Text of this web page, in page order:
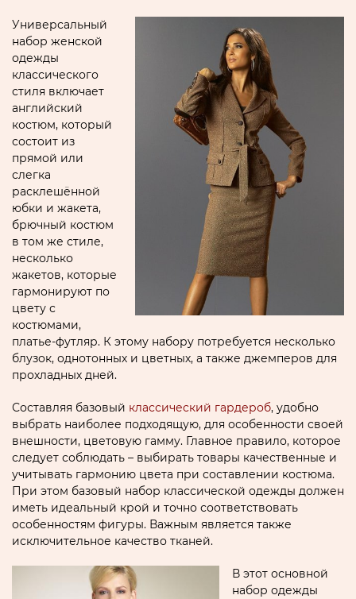
Универсальный
набор женской
одежды
классического
стиля включает
английский
костюм, который
состоит из
прямой или
слегка
расклешённой
юбки и жакета,
брючный костюм
в том же стиле,
несколько
жакетов, которые
гармонируют по
цвету с
костюмами,
платье-футляр. К этому набору потребуется несколько
блузок, однотонных и цветных, а также джемперов для
прохладных дней.
Составляя базовый классический гардероб, удобно
выбрать наиболее подходящую, для особенности своей
внешности, цветовую гамму. Главное правило, которое
следует соблюдать – выбирать товары качественные и
учитывать гармонию цвета при составлении костюма.
При этом базовый набор классической одежды должен
иметь идеальный крой и точно соответствовать
особенностям фигуры. Важным является также
исключительное качество тканей.
В этот основной
набор одежды